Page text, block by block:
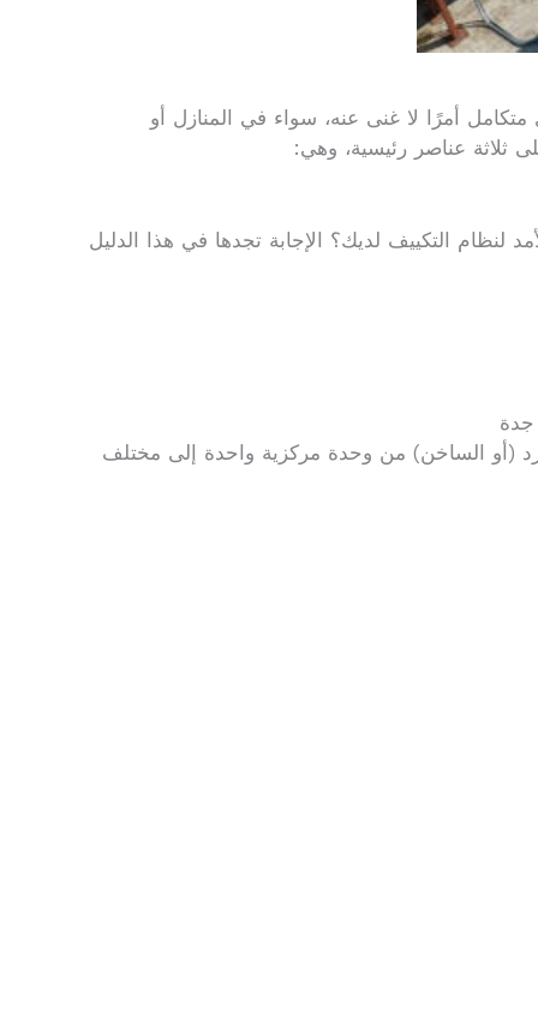
أمرًا لا غنى عنه، سواء في المنازل أو
ثلاثة عناصر رئيسية، وهي:
التكييف لديك؟ الإجابة تجدها في هذا الدليل
جدة
(أو الساخن) من وحدة مركزية واحدة إلى مختلف